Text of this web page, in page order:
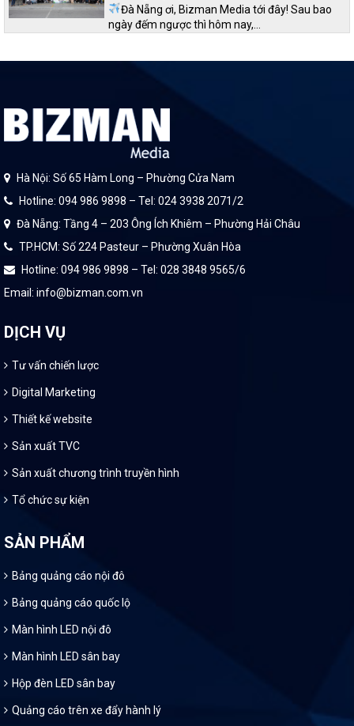
Đà Nẵng ơi, Bizman Media tới đây! Sau bao
ngày đếm ngược thì hôm nay,…
Hà Nội: Số 65 Hàm Long – Phường Cửa Nam
Hotline: 094 986 9898 – Tel: 024 3938 2071/2
Đà Nẵng: Tầng 4 – 203 Ông Ích Khiêm – Phường Hải Châu
TP.HCM: Số 224 Pasteur – Phường Xuân Hòa
Hotline: 094 986 9898 – Tel: 028 3848 9565/6
Email: info@bizman.com.vn
DỊCH VỤ
Tư vấn chiến lược
Digital Marketing
Thiết kế website
Sản xuất TVC
Sản xuất chương trình truyền hình
Tổ chức sự kiện
SẢN PHẨM
Bảng quảng cáo nội đô
Bảng quảng cáo quốc lộ
Màn hình LED nội đô
Màn hình LED sân bay
Hộp đèn LED sân bay
Quảng cáo trên xe đẩy hành lý